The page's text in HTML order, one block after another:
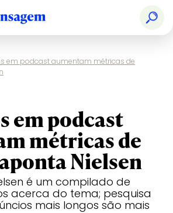
em podcast aumentam métricas de
em podcast
métricas de
Nielsen
é um compilado de
acerca do tema; pesquisa
mais longos são mais